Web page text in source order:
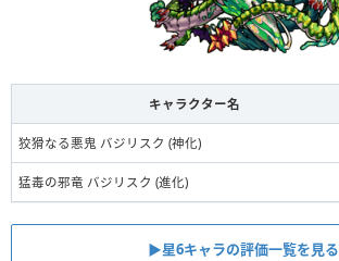
キャラクター名
狡猾なる悪鬼 バジリスク (神化)
猛毒の邪竜 バジリスク (進化)
▶星6キャラの評価一覧を見る